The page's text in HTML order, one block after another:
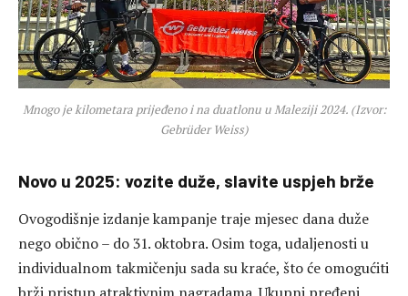
Mnogo je kilometara prijeđeno i na duatlonu u Maleziji 2024. (Izvor:
Gebrüder Weiss)
Novo u 2025: vozite duže, slavite uspjeh brže
Ovogodišnje izdanje kampanje traje mjesec dana duže
nego obično – do 31. oktobra. Osim toga, udaljenosti u
individualnom takmičenju sada su kraće, što će omogućiti